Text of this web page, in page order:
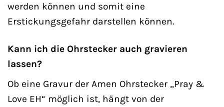
werden können und somit eine
Erstickungsgefahr darstellen können.
Kann ich die Ohrstecker auch gravieren
lassen?
Ob eine Gravur der Amen Ohrstecker „Pray &
Love EH“ möglich ist, hängt von der